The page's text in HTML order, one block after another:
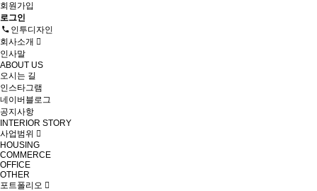
회원가입
로그인
인투디자인
회사소개
인사말
ABOUT US
오시는 길
인스타그램
네이버블로그
공지사항
INTERIOR STORY
사업범위
HOUSING
COMMERCE
OFFICE
OTHER
포트폴리오